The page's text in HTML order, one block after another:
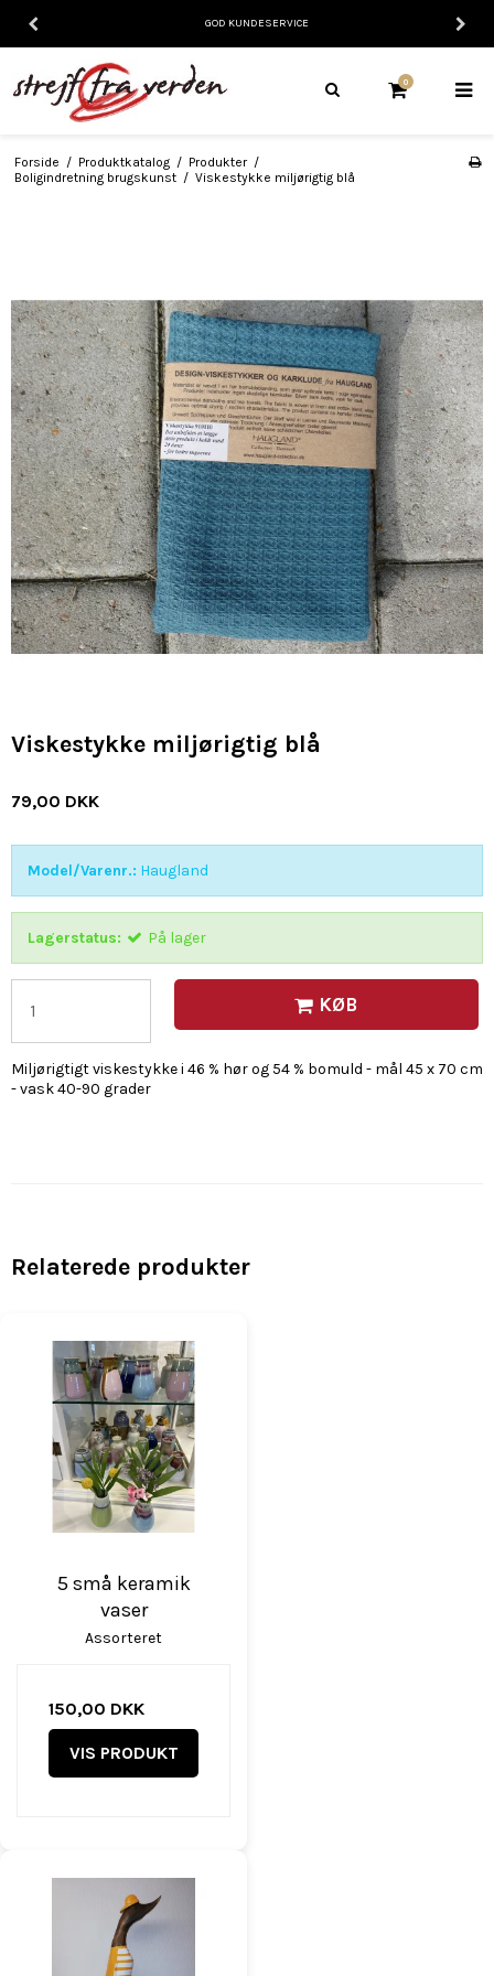
GOD KUNDESERVICE
0
Forside / Produktkatalog / Produkter /
Boligindretning brugskunst / Viskestykke miljørigtig blå
Viskestykke miljørigtig blå
79,00 DKK
Model/Varenr.: Haugland
Lagerstatus: På lager
KØB
Miljørigtigt viskestykke i 46 % hør og 54 % bomuld - mål 45 x 70 cm
- vask 40-90 grader
Relaterede produkter
5 små keramik
vaser
Assorteret
150,00 DKK
VIS PRODUKT